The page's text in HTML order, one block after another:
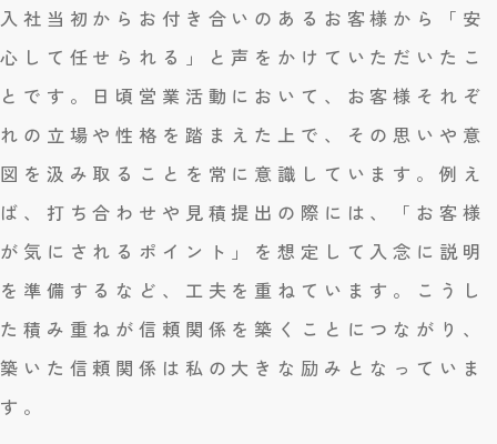
入社当初からお付き合いのあるお客様から「安
心して任せられる」と声をかけていただいたこ
とです。日頃営業活動において、お客様それぞ
れの立場や性格を踏まえた上で、その思いや意
図を汲み取ることを常に意識しています。例え
ば、打ち合わせや見積提出の際には、「お客様
が気にされるポイント」を想定して入念に説明
を準備するなど、工夫を重ねています。こうし
た積み重ねが信頼関係を築くことにつながり、
築いた信頼関係は私の大きな励みとなっていま
す。